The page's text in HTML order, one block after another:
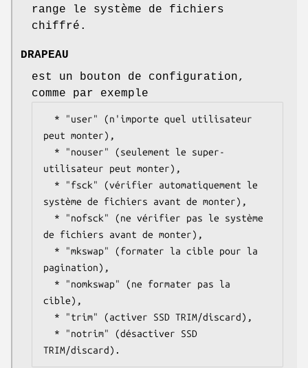
range le système de fichiers
chiffré.
DRAPEAU
est un bouton de configuration,
comme par exemple
peut monter),
utilisateur peut monter),
système de fichiers avant de monter),
de fichiers avant de monter),
pagination),
cible),
TRIM/discard).